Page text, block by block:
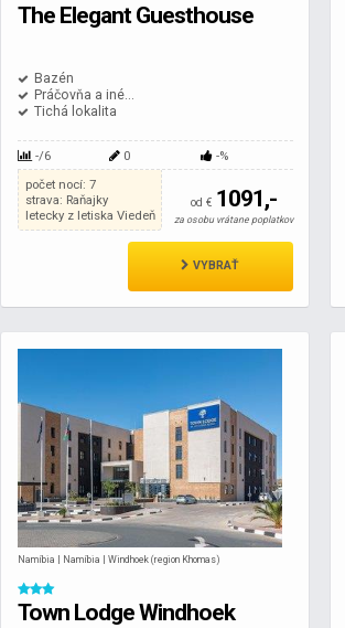
The Elegant Guesthouse
Bazén
Práčovňa a iné...
Tichá lokalita
-/6 0
-%
počet nocí: 7
strava: Raňajky
letecky z letiska Viedeň
od € 1091,-
za osobu vrátane poplatkov
VYBRAŤ
Namíbia | Namíbia | Windhoek (region Khomas)
Town Lodge Windhoek